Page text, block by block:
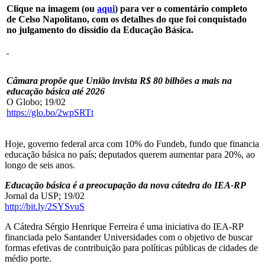
Clique na imagem (ou aqui) para ver o comentário completo
de Celso Napolitano, com os detalhes do que foi conquistado
no julgamento do dissídio da Educação Básica.
Câmara propõe que União invista R$ 80 bilhões a mais na
educação básica até 2026
O Globo; 19/02
https://glo.bo/2wpSRTt
Hoje, governo federal arca com 10% do Fundeb, fundo que financia
educação básica no país; deputados querem aumentar para 20%, ao
longo de seis anos.
Educação básica é a preocupação da nova cátedra do IEA-RP
Jornal da USP; 19/02
http://bit.ly/2SYSvuS
A Cátedra Sérgio Henrique Ferreira é uma iniciativa do IEA-RP
financiada pelo Santander Universidades com o objetivo de buscar
formas efetivas de contribuição para políticas públicas de cidades de
médio porte.